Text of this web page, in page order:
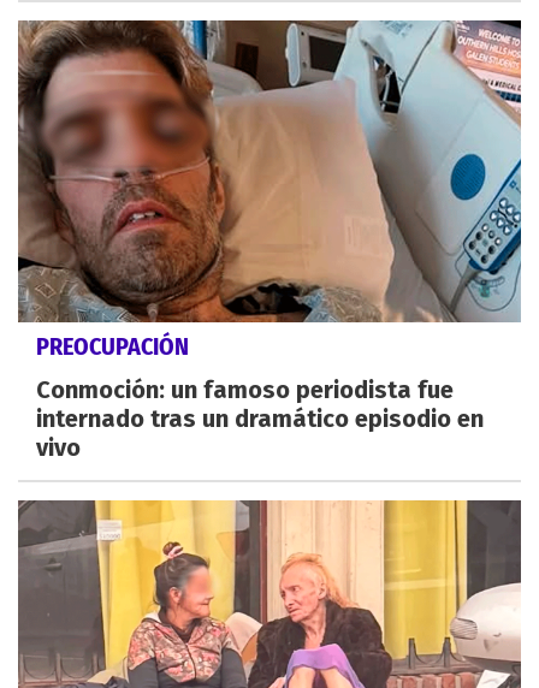
PREOCUPACIÓN
Conmoción: un famoso periodista fue
internado tras un dramático episodio en
vivo